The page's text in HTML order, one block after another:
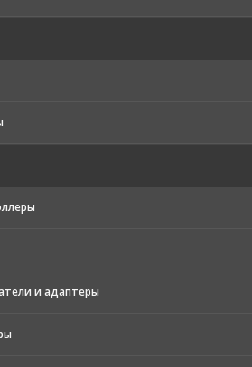
и адаптеры